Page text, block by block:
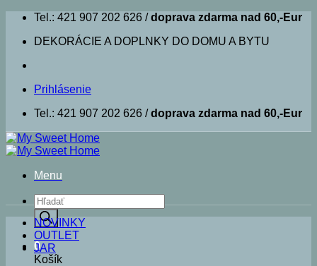
Skip
content
Tel.: 421 907 202 626 /doprava zdarma nad 60,-Eur
DEKORÁCIE A DOPLNKY DO DOMU A BYTU
Prihlásenie
Tel.: 421 907 202 626 /doprava zdarma nad 60,-Eur
Menu
Products
search
0
Košík
NOVINKY
OUTLET
JAR